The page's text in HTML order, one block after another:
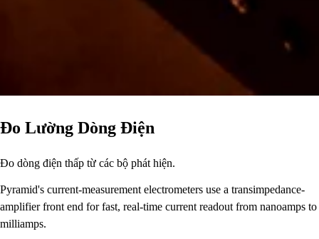
Đo Lường Dòng Điện
Đo dòng điện thấp từ các bộ phát hiện.
Pyramid's current-measurement electrometers use a transimpedance-
amplifier front end for fast, real-time current readout from nanoamps to
milliamps.